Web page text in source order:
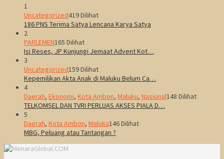
1
Uncategorized419 Dilihat
186 PNS Terima Satya Lencana Karya Satya
2
PARLEMEN165 Dilihat
Isi Reses, JP Kunjungi Jemaat Advent Kot…
3
Uncategorized159 Dilihat
Kepemilikan Akta Anak di Maluku Belum Ca…
4
Daerah, Ekonomi, Kota Ambon, Maluku, Nasional148 Dilihat
TELKOMSEL DAN TVRI PERLUAS AKSES PIALA D…
5
Daerah, Kota Ambon, Maluku146 Dilihat
MBG, Peluang atau Tantangan ?